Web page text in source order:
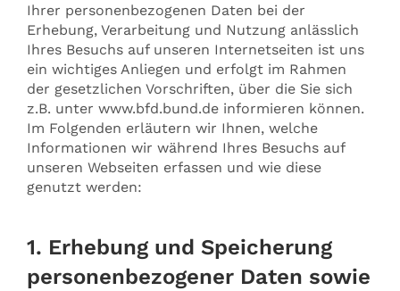
Ihrer personenbezogenen Daten bei der
Erhebung, Verarbeitung und Nutzung anlässlich
Ihres Besuchs auf unseren Internetseiten ist uns
ein wichtiges Anliegen und erfolgt im Rahmen
der gesetzlichen Vorschriften, über die Sie sich
z.B. unter www.bfd.bund.de informieren können.
Im Folgenden erläutern wir Ihnen, welche
Informationen wir während Ihres Besuchs auf
unseren Webseiten erfassen und wie diese
genutzt werden:
1. Erhebung und Speicherung
personenbezogener Daten sowie